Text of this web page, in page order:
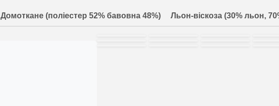
Домоткане (поліестер 52% бавовна 48%) Льон-віскоза (30% льон,